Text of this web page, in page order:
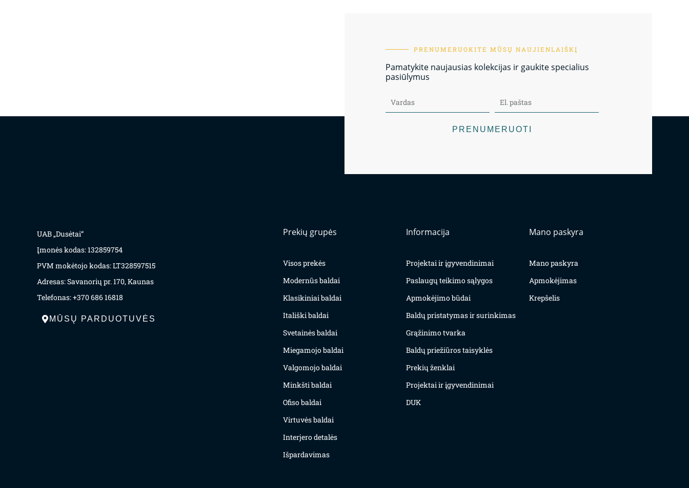
PRENUMERUOKITE MŪSŲ NAUJIENLAIŠKĮ
Pamatykite naujausias kolekcijas ir gaukite specialius
pasiūlymus
PRENUMERUOTI
UAB „Dusėtai“
Įmonės kodas: 132859754
PVM mokėtojo kodas: LT328597515
Adresas: Savanorių pr. 170, Kaunas
Telefonas: +370 686 16818
MŪSŲ PARDUOTUVĖS
Prekių grupės
Visos prekės
Modernūs baldai
Klasikiniai baldai
Itališki baldai
Svetainės baldai
Miegamojo baldai
Valgomojo baldai
Minkšti baldai
Ofiso baldai
Virtuvės baldai
Interjero detalės
Išpardavimas
Informacija
Projektai ir įgyvendinimai
Paslaugų teikimo sąlygos
Apmokėjimo būdai
Baldų pristatymas ir surinkimas
Grąžinimo tvarka
Baldų priežiūros taisyklės
Prekių ženklai
Projektai ir įgyvendinimai
DUK
Mano paskyra
Mano paskyra
Apmokėjimas
Krepšelis